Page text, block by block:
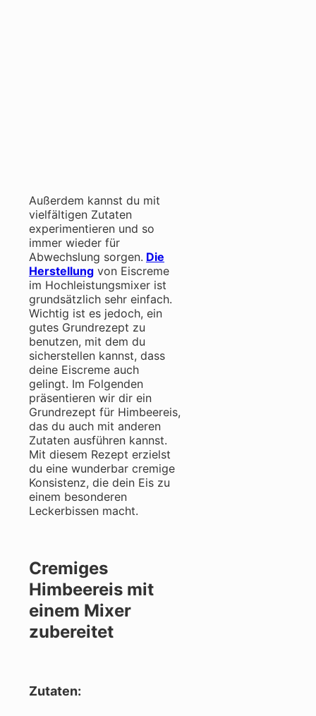
Außerdem kannst du mit
vielfältigen Zutaten
experimentieren und so
immer wieder für
Abwechslung sorgen. Die
Herstellung von Eiscreme
im Hochleistungsmixer ist
grundsätzlich sehr einfach.
Wichtig ist es jedoch, ein
gutes Grundrezept zu
benutzen, mit dem du
sicherstellen kannst, dass
deine Eiscreme auch
gelingt. Im Folgenden
präsentieren wir dir ein
Grundrezept für Himbeereis,
das du auch mit anderen
Zutaten ausführen kannst.
Mit diesem Rezept erzielst
du eine wunderbar cremige
Konsistenz, die dein Eis zu
einem besonderen
Leckerbissen macht.
Cremiges
Himbeereis mit
einem Mixer
zubereitet
Zutaten: